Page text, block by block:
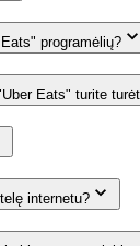
programėlių?
Eats" turite
internetu?